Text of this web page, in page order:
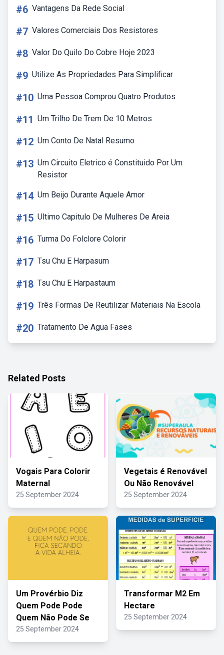
#6 Vantagens Da Rede Social
#7 Valores Comerciais Dos Resistores
#8 Valor Do Quilo Do Cobre Hoje 2023
#9 Utilize As Propriedades Para Simplificar
#10 Uma Pessoa Comprou Quatro Produtos
#11 Um Trilho De Trem De 10 Metros
#12 Um Conto De Natal Resumo
#13 Um Circuito Eletrico é Constituido Por Um
Resistor
#14 Um Beijo Durante Aquele Amor
#15 Ultimo Capitulo De Mulheres De Areia
#16 Turma Do Folclore Colorir
#17 Tsu Chu E Harpasum
#18 Tsu Chu E Harpastaum
#19 Três Formas De Reutilizar Materiais Na Escola
#20 Tratamento De Agua Fases
Related Posts
Vogais Para Colorir
Maternal
25 September 2024
Vegetais é Renovável
Ou Não Renovável
25 September 2024
Um Provérbio Diz
Quem Pode Pode
Quem Não Pode Se
25 September 2024
Transformar M2 Em
Hectare
25 September 2024